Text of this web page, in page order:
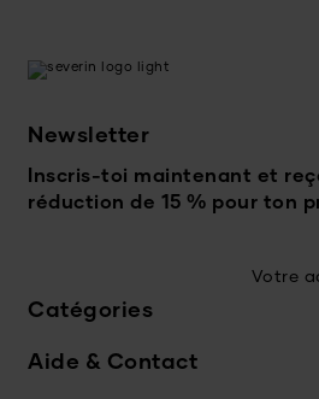
Newsletter
Inscris-toi maintenant et
réduction de 15 % pour ton
Votre
Catégories
Aide & Contact